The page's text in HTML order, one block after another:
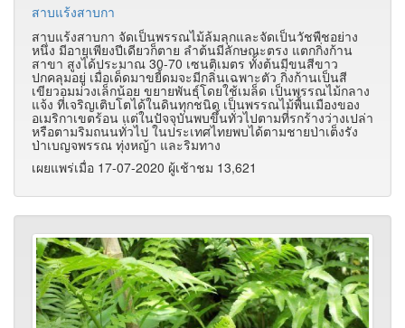
สาบแร้งสาบกา
สาบแร้งสาบกา จัดเป็นพรรณไม้ล้มลุกและจัดเป็นวัชพืชอย่าง
หนึ่ง มีอายุเพียงปีเดียวก็ตาย ลำต้นมีลักษณะตรง แตกกิ่งก้าน
สาขา สูงได้ประมาณ 30-70 เซนติเมตร ทั้งต้นมีขนสีขาว
ปกคลุมอยู่ เมื่อเด็ดมาขยี้ดมจะมีกลิ่นเฉพาะตัว กิ่งก้านเป็นสี
เขียวอมม่วงเล็กน้อย ขยายพันธุ์โดยใช้เมล็ด เป็นพรรณไม้กลาง
แจ้ง ที่เจริญเติบโตได้ในดินทุกชนิด เป็นพรรณไม้พื้นเมืองของ
อเมริกาเขตร้อน แต่ในปัจจุบันพบขึ้นทั่วไปตามที่รกร้างว่างเปล่า
หรือตามริมถนนทั่วไป ในประเทศไทยพบได้ตามชายป่าเต็งรัง
ป่าเบญจพรรณ ทุ่งหญ้า และริมทาง
เผยแพร่เมื่อ 17-07-2020 ผู้เช้าชม 13,621